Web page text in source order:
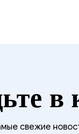
в
свежие